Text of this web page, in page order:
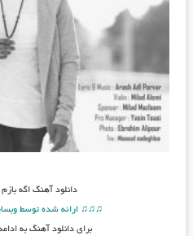
دانلود آهنگ اگه
♫♫♫ ارائه شده توسط
برای دانلود آهنگ به